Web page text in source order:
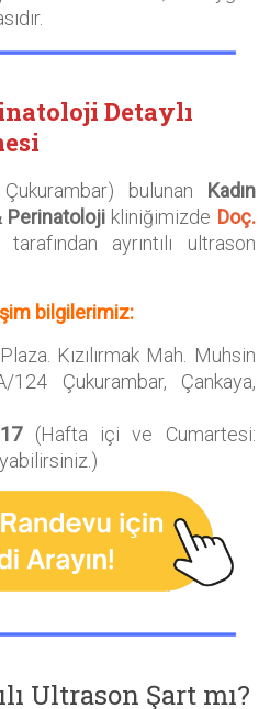
Detaylı
bulunan Kadın
Perinatolojikliniğimizde Doç.
tarafından ayrıntılı ultrason
bilgilerimiz:
Kızılırmak Mah. Muhsin
124 Çukurambar, Çankaya,
(Hafta içi ve Cumartesi:
Ultrason Şart mı?